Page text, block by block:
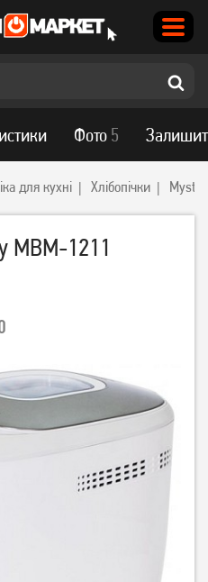
для кухні Хлібопічки
MBM-1211
Фото 5